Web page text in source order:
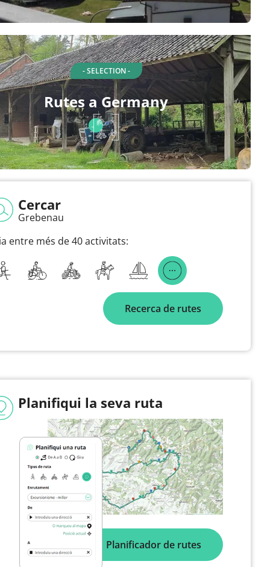
- SELECTION -
Rutes a Germany
Cercar
Grebenau
entre més de 40 activitats:
Recerca de rutes
Planifiqui la seva ruta
Planificador de rutes